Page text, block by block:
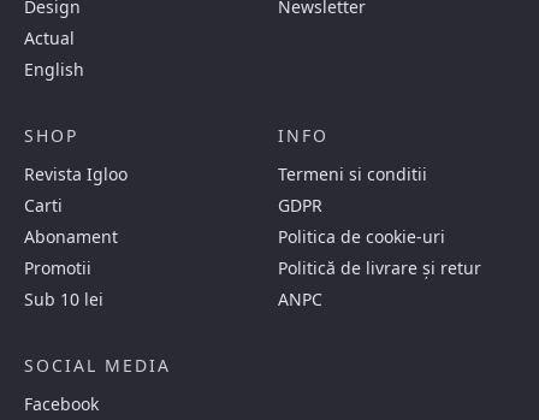
Design
Actual
English
Newsletter
SHOP
Revista Igloo
Carti
Abonament
Promotii
Sub 10 lei
INFO
Termeni si conditii
GDPR
Politica de cookie-uri
Politică de livrare și retur
ANPC
SOCIAL MEDIA
Facebook